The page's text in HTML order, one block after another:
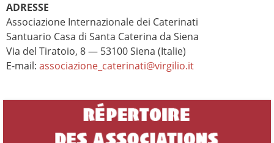
ADRESSE
Associazione Internazionale dei Caterinati
Santuario Casa di Santa Caterina da Siena
Via del Tiratoio, 8 — 53100 Siena (Italie)
E-mail: associazione_caterinati@virgilio.it